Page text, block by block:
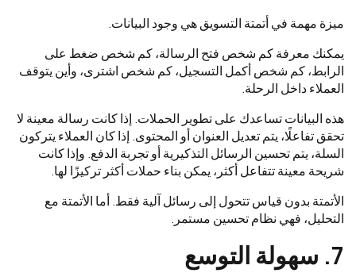
ميزة مهمة في أتمتة التسويق هي وجود البيانات.
يمكنك معرفة كم شخص فتح الرسالة، كم شخص ضغط على
الرابط، كم شخص أكمل التسجيل، كم شخص اشترى، وأين يتوقف
العملاء داخل الرحلة.
هذه البيانات تساعدك على تطوير الحملات. إذا كانت رسالة معينة لا
تحقق تفاعلًا، يتم تعديل العنوان أو المحتوى. إذا كان العملاء يتركون
السلة، يتم تحسين الرسائل التذكيرية أو تجربة الدفع. وإذا كانت
شريحة معينة تتفاعل أكثر، يمكن بناء حملات أكثر تركيزًا لها.
الأتمتة بدون قياس تتحول إلى رسائل آلية فقط. أما الأتمتة مع
التحليل، فهي نظام تحسين مستمر.
7. سهولة التوسع